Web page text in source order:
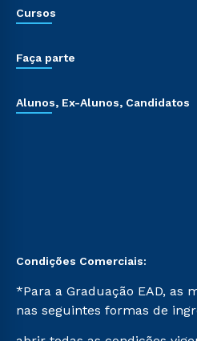
Cursos
Faça parte
Alunos, Ex-Alunos, Candidatos
Condições Comerciais:
*Para a Graduação EAD, as
nas seguintes formas de